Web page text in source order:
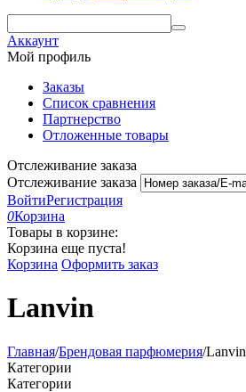
Аккаунт
Мой профиль
Заказы
Список сравнения
Партнерство
Отложенные товары
Отслеживание заказа
Отслеживание заказа
ВойтиРегистрация
0Корзина
Товары в корзине:
Корзина еще пуста!
Корзина Оформить заказ
Lanvin
Главная/Брендовая парфюмерия/Lanvin
Категории
Категории